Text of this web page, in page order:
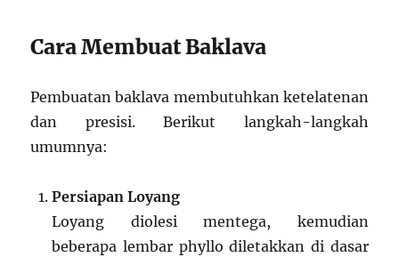
Cara Membuat Baklava
Pembuatan baklava membutuhkan ketelatenan
dan presisi. Berikut langkah-langkah
umumnya:
Persiapan Loyang
Loyang diolesi mentega, kemudian
beberapa lembar phyllo diletakkan di dasar